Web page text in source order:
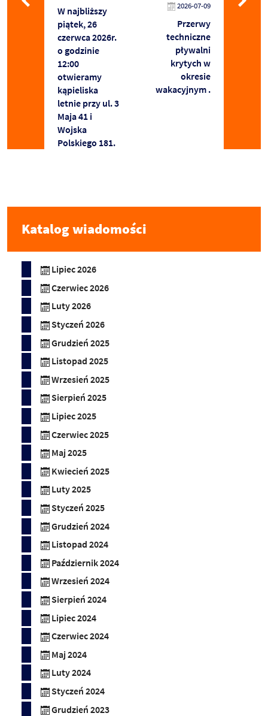
W najbliższy
piątek, 26
czerwca 2026r.
o godzinie
12:00
otwieramy
kąpieliska
letnie przy ul. 3
Maja 41 i
Wojska
Polskiego 181.
2026-07-09
Przerwy
techniczne
pływalni
krytych w
okresie
wakacyjnym .
Katalog wiadomości
Lipiec 2026
Czerwiec 2026
Luty 2026
Styczeń 2026
Grudzień 2025
Listopad 2025
Wrzesień 2025
Sierpień 2025
Lipiec 2025
Czerwiec 2025
Maj 2025
Kwiecień 2025
Luty 2025
Styczeń 2025
Grudzień 2024
Listopad 2024
Październik 2024
Wrzesień 2024
Sierpień 2024
Lipiec 2024
Czerwiec 2024
Maj 2024
Luty 2024
Styczeń 2024
Grudzień 2023